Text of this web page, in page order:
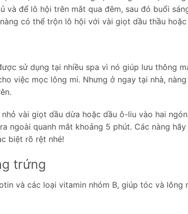
và để lô hội trên mắt qua đêm, sau đó buổi
có thể trộn lô hội với vài giọt dầu thầu
sử dụng tại nhiều spa vì nó giúp lưu thông
việc mọc lông mi. Nhưng ở ngay tại nhà,
vài giọt dầu dừa hoặc dầu ô-liu vào hai
ngoài quanh mắt khoảng 5 phút. Các nàng
biệt rõ rệt nhé!
trứng
và các loại vitamin nhóm B, giúp tóc và lông